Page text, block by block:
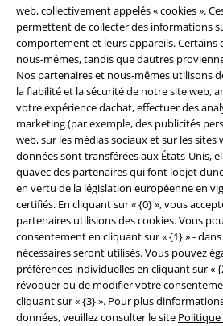
web, collectivement appelés « cookies ».
permettent de collecter des informations
comportement et leurs appareils. Certains
nous-mêmes, tandis que dautres
Nos partenaires et nous-mêmes utilisons
la fiabilité et la sécurité de notre site web,
votre expérience dachat, effectuer des
marketing (par exemple, des publicités
web, sur les médias sociaux et sur les sites
données sont transférées aux États-Unis,
quavec des partenaires qui font lobjet
en vertu de la législation européenne en
certifiés. En cliquant sur « {0} », vous
partenaires utilisions des cookies. Vous
consentement en cliquant sur « {1} » - dans
nécessaires seront utilisés. Vous pouvez
préférences individuelles en cliquant sur «
révoquer ou de modifier votre
cliquant sur « {3} ». Pour plus
données, veuillez consulter le site
produits Rammstein, (Till) Lindemann, Die
Sahne Fischfilet, Broilers, Böhse Onkelz, les
dont le prix inclut un don.
Notre Service-clients est à
Notre Service-clients est disponible jusqu
d'informations
Démarrer le Chat
Service Client